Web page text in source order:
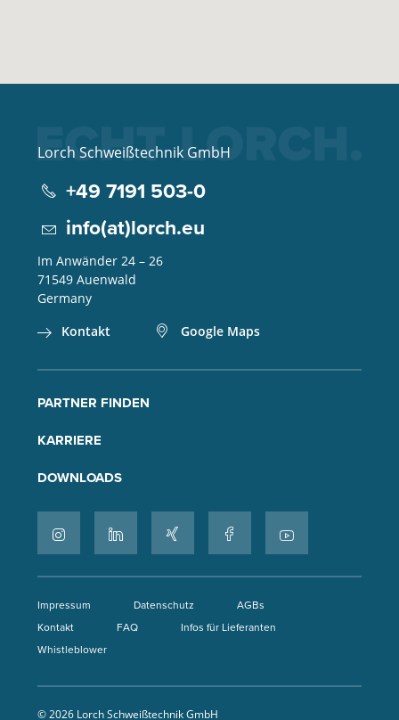
Lorch Schweißtechnik GmbH
+49 7191 503-0
info(at)lorch.eu
Im Anwänder 24 – 26
71549 Auenwald
Germany
Kontakt
Google Maps
PARTNER FINDEN
KARRIERE
DOWNLOADS
Impressum Datenschutz
AGBs
Kontakt
FAQ
Infos für Lieferanten
Whistleblower
© 2026 Lorch Schweißtechnik GmbH